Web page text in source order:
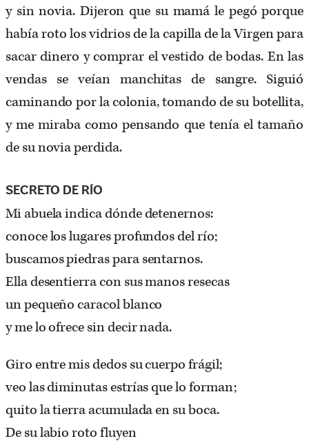
y sin novia. Dijeron que su mamá le pegó porque
había roto los vidrios de la capilla de la Virgen para
sacar dinero y comprar el vestido de bodas. En las
vendas se veían manchitas de sangre. Siguió
caminando por la colonia, tomando de su botellita,
y me miraba como pensando que tenía el tamaño
de su novia perdida.
SECRETO DE RÍO
Mi abuela indica dónde detenernos:
conoce los lugares profundos del río;
buscamos piedras para sentarnos.
Ella desentierra con sus manos resecas
un pequeño caracol blanco
y me lo ofrece sin decir nada.
Giro entre mis dedos su cuerpo frágil;
veo las diminutas estrías que lo forman;
quito la tierra acumulada en su boca.
De su labio roto fluyen